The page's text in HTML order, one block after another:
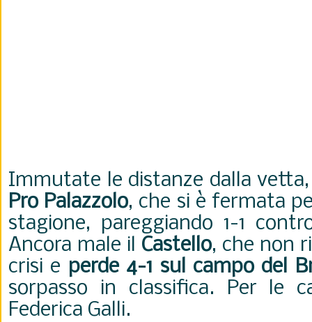
Immutate le distanze dalla
Pro Palazzolo, che si è fermata
stagione, pareggiando 1-1
Ancora male il Castello, che non
crisi e perde 4-1 sul campo del
sorpasso in classifica. Per le
Federica Galli.